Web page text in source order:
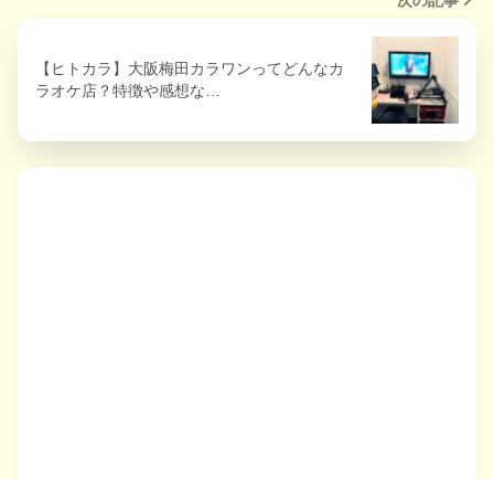
【ヒトカラ】大阪梅田カラワンってどんなカ
ラオケ店？特徴や感想な…